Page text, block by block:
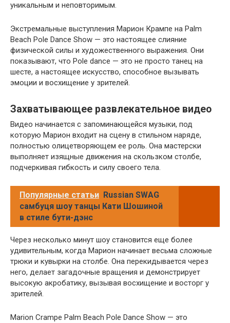
уникальным и неповторимым.
Экстремальные выступления Марион Крампе на Palm
Beach Pole Dance Show — это настоящее слияние
физической силы и художественного выражения. Они
показывают, что Pole dance — это не просто танец на
шесте, а настоящее искусство, способное вызывать
эмоции и восхищение у зрителей.
Захватывающее развлекательное видео
Видео начинается с запоминающейся музыки, под
которую Марион входит на сцену в стильном наряде,
полностью олицетворяющем ее роль. Она мастерски
выполняет изящные движения на скользком столбе,
подчеркивая гибкость и силу своего тела.
Популярные статьи Russian SWAG
самбуця шоу танцы Кати Шошиной
в стиле бути-дэнс
Через несколько минут шоу становится еще более
удивительным, когда Марион начинает весьма сложные
трюки и кувырки на столбе. Она перекидывается через
него, делает загадочные вращения и демонстрирует
высокую акробатику, вызывая восхищение и восторг у
зрителей.
Marion Crampe Palm Beach Pole Dance Show — это